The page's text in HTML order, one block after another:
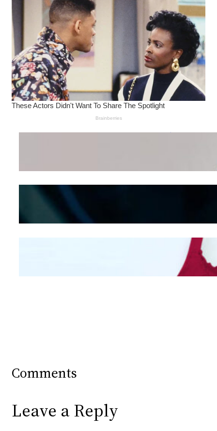
Wanita Pamer Pakaian
Kepribadian
Mengintip Kepribadian
Wanita Dari Warna Bra
Comments
Leave a Reply